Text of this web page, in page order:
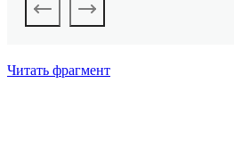
Читать фрагмент